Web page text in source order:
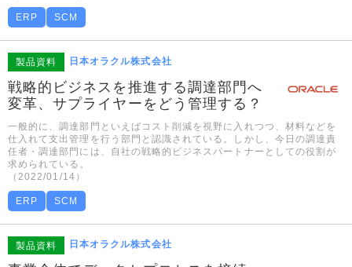
ERP SCM
製品資料 日本オラクル株式会社
戦略的ビジネスを推進する調達部門へ
変革、サプライヤーをどう管理する？
一般的に、調達部門といえばコスト削減を視野に入れつつ、材料などを
仕入れて支出管理を行う部門と認識されている。しかし、今日の調達責
任者・調達部門には、自社の戦略的ビジネスパートナーとしての役割が
求められている。
（2022/01/14）
ERP SCM
製品資料 日本オラクル株式会社